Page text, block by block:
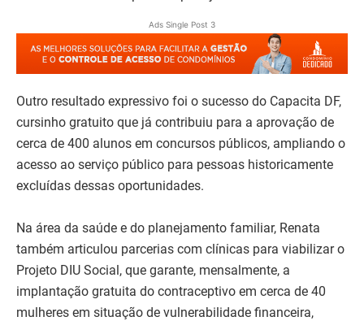
Ads Single Post 3
Outro resultado expressivo foi o sucesso do Capacita DF,
cursinho gratuito que já contribuiu para a aprovação de
cerca de 400 alunos em concursos públicos, ampliando o
acesso ao serviço público para pessoas historicamente
excluídas dessas oportunidades.
Na área da saúde e do planejamento familiar, Renata
também articulou parcerias com clínicas para viabilizar o
Projeto DIU Social, que garante, mensalmente, a
implantação gratuita do contraceptivo em cerca de 40
mulheres em situação de vulnerabilidade financeira,